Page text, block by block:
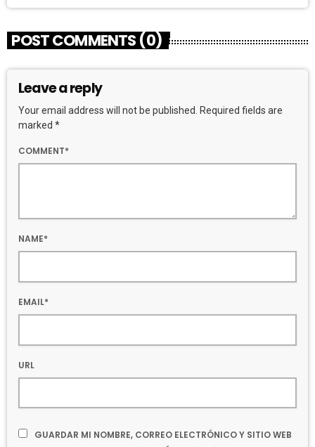
POST COMMENTS (0)
Leave a reply
Your email address will not be published. Required fields are
marked *
COMMENT*
NAME*
EMAIL*
URL
GUARDAR MI NOMBRE, CORREO ELECTRÓNICO Y SITIO WEB